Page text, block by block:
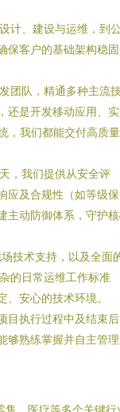
计、建设与运维，到
保客户的基础架构稳
团队，精通多种主流
还是开发移动应用、
，我们都能交付高质
，我们提供从安全评
应及合规性（如等级保
主动防御体系，守护
技术支持，以及全面
的日常运维工作标准
安心的技术环境。
目执行过程中及结束
够熟练掌握并自主管
售、医疗等多个关键行